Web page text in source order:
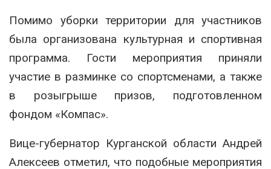
Помимо уборки территории для участников
была организована культурная и спортивная
программа. Гости мероприятия приняли
участие в разминке со спортсменами, а также
в розыгрыше призов, подготовленном
фондом «Компас».
Вице-губернатор Курганской области Андрей
Алексеев отметил, что подобные мероприятия